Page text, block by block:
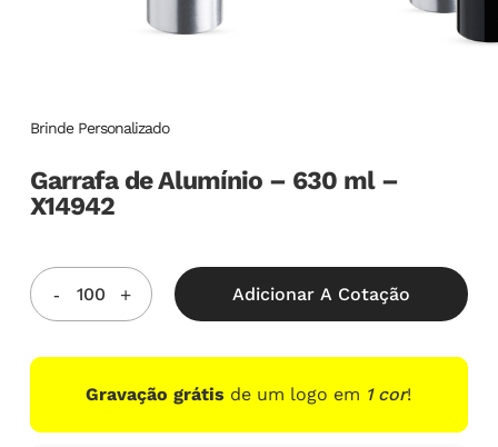
Brinde Personalizado
Garrafa de Alumínio – 630 ml –
X14942
Adicionar A Cotação
Gravação grátis de um logo em 1 cor!